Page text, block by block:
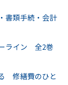
書類手続・会計
ライン 全2巻
修繕費のひと